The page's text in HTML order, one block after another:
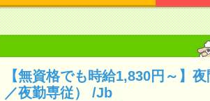
【無資格でも時給1,830円～】
／夜勤専従） /Jb